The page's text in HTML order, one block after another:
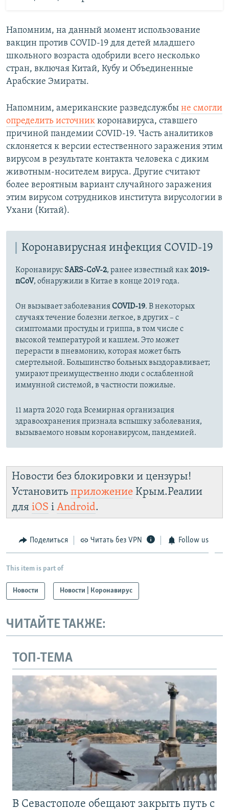
Напомним, на данный момент использование
вакцин против COVID-19 для детей младшего
школьного возраста одобрили всего несколько
стран, включая Китай, Кубу и Объединенные
Арабские Эмираты.
Напомним, американские разведслужбы не смогли
определить источник коронавируса, ставшего
причиной пандемии COVID-19. Часть аналитиков
склоняется к версии естественного заражения этим
вирусом в результате контакта человека с диким
животным-носителем вируса. Другие считают
более вероятным вариант случайного заражения
этим вирусом сотрудников института вирусологии в
Ухани (Китай).
Коронавирусная инфекция COVID-19
Коронавирус SARS-CoV-2, ранее известный как2019-
nCoV, обнаружили в Китае в конце 2019 года.
Он вызывает заболеванияCOVID-19. В некоторых
случаях течение болезни легкое, в других – с
симптомами простуды и гриппа, в том числе с
высокой температурой и кашлем. Это может
перерасти в пневмонию, которая может быть
смертельной. Большинство больных выздоравливает;
умирают преимущественно люди с ослабленной
иммунной системой, в частности пожилые.
11 марта 2020 года Всемирная организация
здравоохранения признала вспышку заболевания,
вызываемого новым коронавирусом, пандемией.
Новости без блокировки и цензуры!
Установить приложение Крым.Реалии
для iOS і Android.
Поделиться Читать без VPN Follow us
This item is part of
Новости Новости | Коронавирус
ЧИТАЙТЕ ТАКЖЕ:
ТОП-ТЕМА
В Севастополе обещают закрыть путь с